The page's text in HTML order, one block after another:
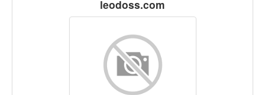
leodoss.com